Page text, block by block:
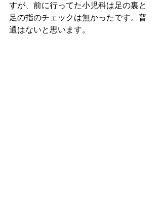
すが、前に行ってた小児科は足の裏と
足の指のチェックは無かったです。普
通はないと思います。